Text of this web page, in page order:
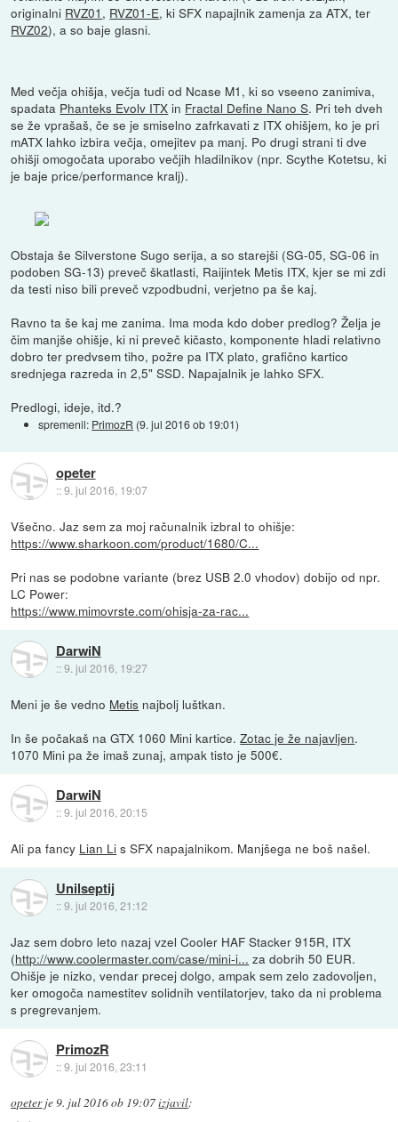
originalni RVZ01 , RVZ01-E, ki SFX napajlnik zamenja za ATX, ter
RVZ02), a so baje glasni.
Med večja ohišja, večja tudi od Ncase M1, ki so vseeno zanimiva,
spadata Phanteks Evolv ITX in Fractal Define Nano S. Pri teh dveh
se že vprašaš, če se je smiselno zafrkavati z ITX ohišjem, ko je pri
mATX lahko izbira večja, omejitev pa manj. Po drugi strani ti dve
ohišji omogočata uporabo večjih hladilnikov (npr. Scythe Kotetsu, ki
je baje price/performance kralj).
Obstaja še Silverstone Sugo serija, a so starejši (SG-05, SG-06 in
podoben SG-13) preveč škatlasti, Raijintek Metis ITX, kjer se mi zdi
da testi niso bili preveč vzpodbudni, verjetno pa še kaj.
Ravno ta še kaj me zanima. Ima moda kdo dober predlog? Želja je
čim manjše ohišje, ki ni preveč kičasto, komponente hladi relativno
dobro ter predvsem tiho, požre pa ITX plato, grafično kartico
srednjega razreda in 2,5" SSD. Napajalnik je lahko SFX.
Predlogi, ideje, itd.?
spremenil: PrimozR (9. jul 2016 ob 19:01)
opeter
::9. jul 2016, 19:07
Všečno. Jaz sem za moj računalnik izbral to ohišje:
https://www.sharkoon.com/product/1680/C...
Pri nas se podobne variante (brez USB 2.0 vhodov) dobijo od npr.
LC Power:
https://www.mimovrste.com/ohisja-za-rac...
DarwiN
::9. jul 2016, 19:27
Meni je še vedno Metis najbolj luštkan.
In še počakaš na GTX 1060 Mini kartice.Zotac je že najavljen.
1070 Mini pa že imaš zunaj, ampak tisto je 500€.
DarwiN
::9. jul 2016, 20:15
Ali pa fancy Lian Li s SFX napajalnikom. Manjšega ne boš našel.
Unilseptij
::9. jul 2016, 21:12
Jaz sem dobro leto nazaj vzel Cooler HAF Stacker 915R, ITX
(http://www.coolermaster.com/case/mini-i... za dobrih 50 EUR.
Ohišje je nizko, vendar precej dolgo, ampak sem zelo zadovoljen,
ker omogoča namestitev solidnih ventilatorjev, tako da ni problema
s pregrevanjem.
PrimozR
::9. jul 2016, 23:11
opeterje9. jul 2016 ob 19:07izjavil: